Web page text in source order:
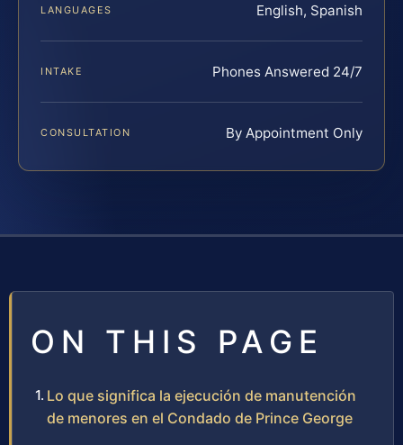
LANGUAGES English, Spanish
INTAKE Phones Answered 24/7
CONSULTATION By Appointment Only
ON THIS PAGE
Lo que significa la ejecución de manutención
de menores en el Condado de Prince George